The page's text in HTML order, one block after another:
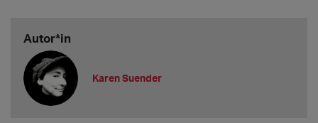
Autor*in
Karen Suender